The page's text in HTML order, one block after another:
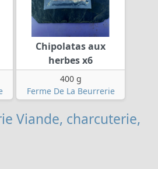
Chipolatas aux
herbes x6
400 g
Ferme De La Beurrerie
Viande, charcuterie,